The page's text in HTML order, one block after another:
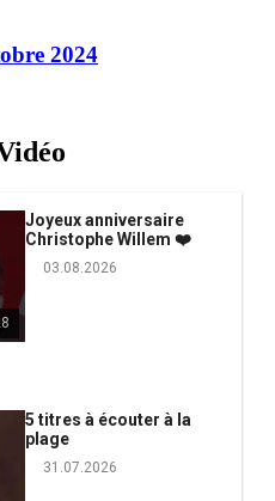
2024
Joyeux anniversaire
Christophe Willem ❤️
03.08.2026
5 titres à écouter à la
plage
31.07.2026